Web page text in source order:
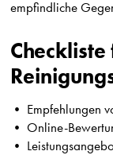
empfindliche
• Empfehlungen
• Online-
•